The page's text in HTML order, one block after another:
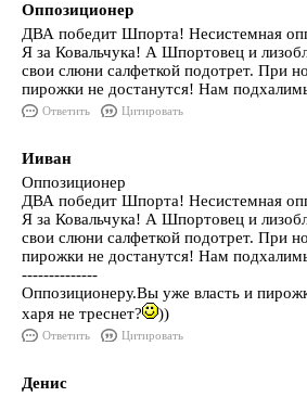
Оппозиционер
ДВА победит Шпорта! Несистемная
Я за Ковальчука! А Шпортовец и
свои слюни салфеткой подотрет. При
пирожки не достанутся! Нам
Ответить Цитировать
Ииван
Оппозиционер
ДВА победит Шпорта! Несистемная
Я за Ковальчука! А Шпортовец и
свои слюни салфеткой подотрет. При
пирожки не достанутся! Нам
--------------
Оппозиционеру.Вы уже власть и
харя не треснет?
))
Ответить Цитировать
Денис